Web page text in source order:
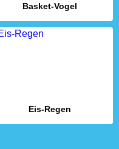
Basket-Vogel
Eis-Regen